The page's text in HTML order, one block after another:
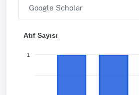
Google Scholar
Atıf Sayısı
1